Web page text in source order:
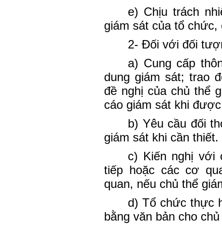
e) Chịu trách
giám sát của tổ chức,
2- Đối với đối
a) Cung cấp
dung giám sát; trao
đề nghị của chủ thể
cáo giám sát khi
b) Yêu cầu đối
giám sát khi cần thiết.
c) Kiến nghị với
tiếp hoặc các cơ
quan, nếu chủ thể
d) Tổ chức thực
bằng văn bản cho